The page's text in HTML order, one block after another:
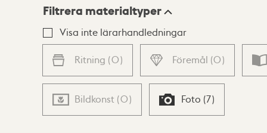
Lista Karta
Filtrera materialtyper
Visa inte lärarhandledningar
Ritning (0) Föremål (0)
Bildkonst (0) Foto (7)